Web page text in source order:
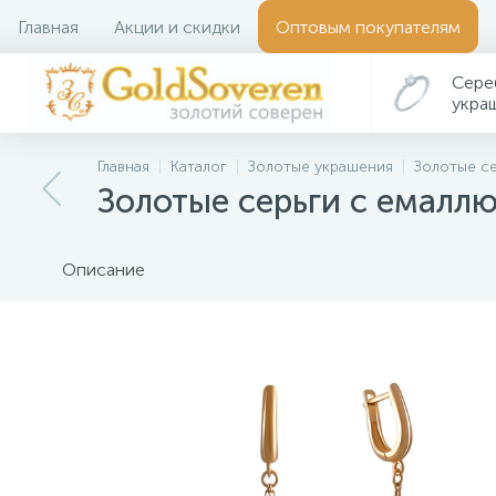
Главная Акции и скидки Оптовым покупателям
Главная Каталог Золотые украшения Золотые
Золотые серьги с
Описание